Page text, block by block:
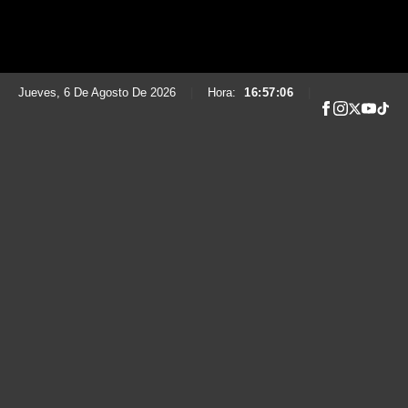
Jueves, 6 De Agosto De 2026 Hora: 16:57:07